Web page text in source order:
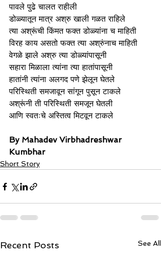
पावले पुढे चालत राहीली
डोळ्यातून मात्र अश्रु खाली गळत राहिले
त्या अश्रूंची किंमत फक्त डोळ्यांना च माहिती
विरह काय असतो फक्त त्या अश्रुंनाच माहिती
वेगळे झाले अश्रु त्या डोळ्यांपासूनी
सहारा मिळाला त्यांना त्या हातांपासूनी
हातांनी त्यांना अलगद पणे झेलून घेतले
परिस्थिती समजावून सांगून पुसून टाकले
अश्रूंनी ती परिस्थिती समजून घेतली
आणि स्वतःचे अस्तित्व मिटवून टाकले
By Mahadev Virbhadreshwar
Kumbhar
Short Story
Recent Posts See All